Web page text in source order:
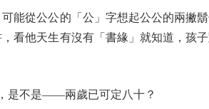
從公公的「公」字想起公公的兩撇鬍
看他天生有沒有「書緣」就知道，孩
是不是——兩歲已可定八十？